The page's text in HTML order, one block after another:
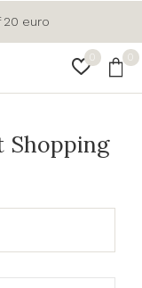
0 0
20 euro
Shopping